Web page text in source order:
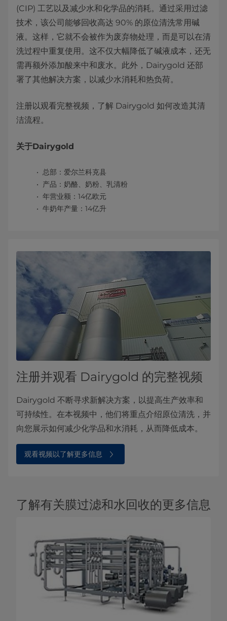
(CIP) 工艺以及减少水和化学品的消耗。通过采用过滤
技术，该公司能够回收高达 90% 的原位清洗常用碱
液。这样，它就不会被作为废弃物处理，而是可以在清
洗过程中重复使用。这不仅大幅降低了碱液成本，还无
需再额外添加酸来中和废水。此外，Dairygold 还部
署了其他解决方案，以减少水消耗和热负荷。
注册以观看完整视频，了解 Dairygold 如何改造其清
洁流程。
关于Dairygold
总部：爱尔兰科克县
产品：奶酪、奶粉、乳清粉
年营业额： 14亿欧元
牛奶年产量： 14亿升
注册并观看 Dairygold 的完整视频
Dairygold 不断寻求新解决方案，以提高生产效率和
可持续性。在本视频中，他们将重点介绍原位清洗，并
向您展示如何减少化学品和水消耗，从而降低成本。
观看视频以了解更多信息
了解有关膜过滤和水回收的更多信息